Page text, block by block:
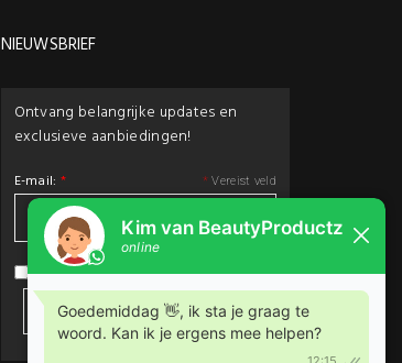
NIEUWSBRIEF
Ontvang belangrijke updates en
exclusieve aanbiedingen!
* Vereist veld
E-mail: *
Ik ga akkoord met hetprivacybeleid